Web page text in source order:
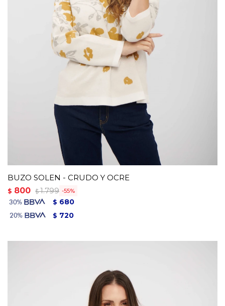
BUZO SOLEN - CRUDO Y OCRE
$ 800 $ 1.799 55
$ 680
$ 720